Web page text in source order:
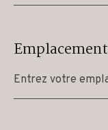
Emplacement